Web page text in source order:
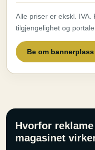
Alle priser er ekskl.
tilgjengelighet og
Be om bannerplass
Hvorfor
magasinet